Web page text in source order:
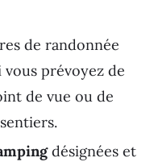
de randonnée
prévoyez de
de vue ou de
désignées et